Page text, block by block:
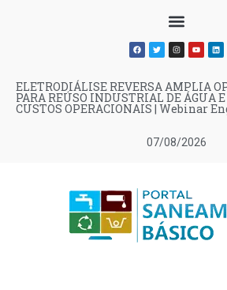
07/08/2026
ELETRODIÁLISE REVERSA AMPLIA
PARA REÚSO INDUSTRIAL DE ÁGUA
CUSTOS OPERACIONAIS | Webinar